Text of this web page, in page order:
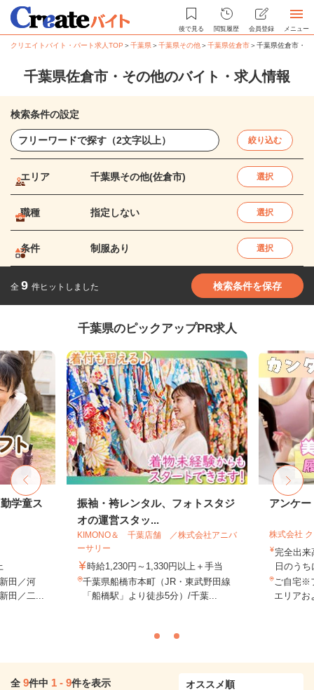
後で見る 閲覧履歴 会員登録 メニュー
クリエイトバイト・パート求人TOP ＞千葉県＞千葉県その他＞千葉県佐倉市＞千葉県佐倉市・
千葉県佐倉市・その他のバイト・求人情報
検索条件の設定
絞り込む
エリア 千葉県その他(佐倉市) 選択
職種 指定しない 選択
条件 制服あり 選択
全 9 件ヒットしました 検索条件を保存
千葉県のピックアップPR求人
学童ス
田／河
田／二...
振袖・袴レンタル、フォトスタジ
オの運営スタッ...
KIMONO＆ 千葉店舗 ／株式会社アニバ
ーサリー
時給1,230円～1,330円以上＋手当
千葉県船橋市本町（JR・東武野田線
「船橋駅」より徒歩5分）/千葉...
アンケ
株式会社
完全出
日のう
ご自宅※
エリアお
全 9件中 1 - 9件を表示